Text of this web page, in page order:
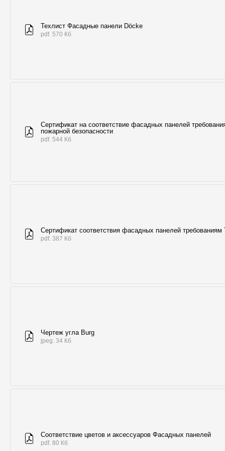
Техлист Фасадные панели Döcke
pdf. 570 Кб
Сертификат на соответствие фасадных панелей
пожарной безопасности
pdf. 544 Кб
Сертификат соответствия фасадных панелей требованиям
pdf. 387 Кб
Чертеж угла Burg
jpeg. 34 Кб
Соответствие цветов и аксессуаров Фасадных панелей
pdf. 80 Кб